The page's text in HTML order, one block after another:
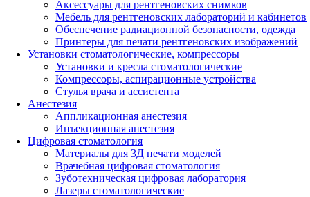
Аксессуары для рентгеновских снимков
Мебель для рентгеновских лабораторий и кабинетов
Обеспечение радиационной безопасности, одежда
Принтеры для печати рентгеновских изображений
Установки стоматологические, компрессоры
Установки и кресла стоматологические
Компрессоры, аспирационные устройства
Стулья врача и ассистента
Анестезия
Аппликационная анестезия
Инъекционная анестезия
Цифровая стоматология
Материалы для 3Д печати моделей
Врачебная цифровая стоматология
Зуботехническая цифровая лаборатория
Лазеры стоматологические